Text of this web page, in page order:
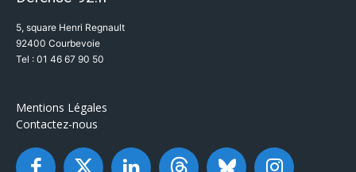
5, square Henri Regnault
92400 Courbevoie
Tel : 01 46 67 90 50
Mentions Légales
Contactez-nous